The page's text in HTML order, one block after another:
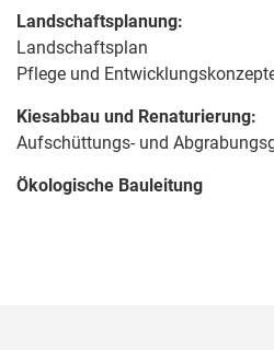
Landschaftsplanung:
Landschaftsplan
Pflege und
Kiesabbau und Renaturierung:
Aufschüttungs- und
Ökologische Bauleitung